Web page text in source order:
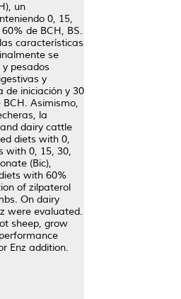
un
0, 15,
de BCH, BS.
características
se
pesados
y
de iniciación y 30
Asimismo,
la
dairy cattle
diets with 0,
with 0, 15, 30,
(Bic),
with 60%
of zilpaterol
On dairy
were evaluated.
sheep, grow
Enz addition.